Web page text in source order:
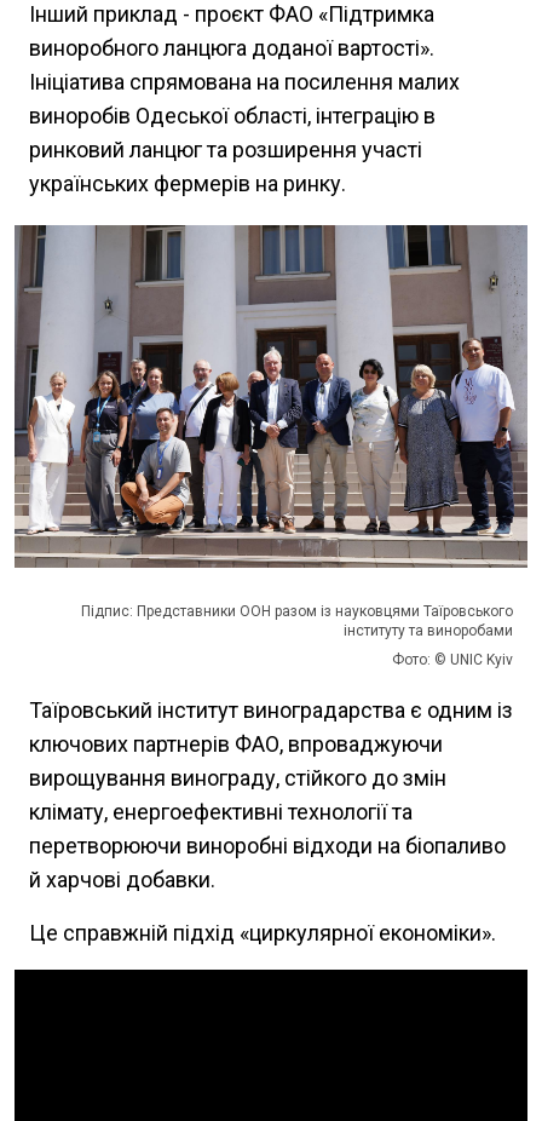
Інший приклад - проєкт ФАО «Підтримка
виноробного ланцюга доданої вартості».
Ініціатива спрямована на посилення малих
виноробів Одеської області, інтеграцію в
ринковий ланцюг та розширення участі
українських фермерів на ринку.
Підпис: Представники ООН разом із науковцями Таїровського
інституту та виноробами
Фото: © UNIC Kyiv
Таїровський інститут виноградарства є одним із
ключових партнерів ФАО, впроваджуючи
вирощування винограду, стійкого до змін
клімату, енергоефективні технології та
перетворюючи виноробні відходи на біопаливо
й харчові добавки.
Це справжній підхід «циркулярної економіки».